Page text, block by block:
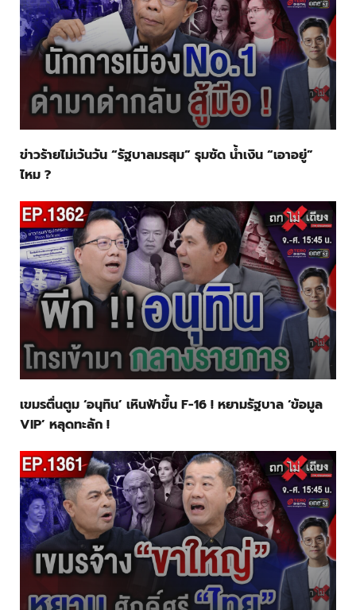
ข่าวร้ายไม่เว้นวัน “รัฐบาลมรสุม” รุมซัด น้ำเงิน “เอาอยู่”
ไหม ?
เขมรตื่นตูม ‘อนุทิน’ เหินฟ้าขึ้น F-16 ! หยามรัฐบาล ‘ข้อมูล
VIP’ หลุดทะลัก !